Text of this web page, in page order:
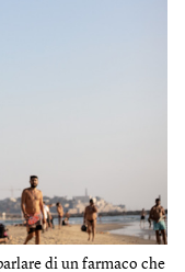
di un farmaco che